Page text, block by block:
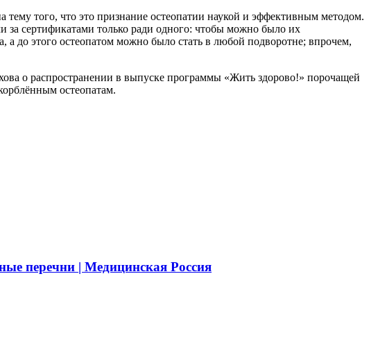
тему того, что это признание остеопатии наукой и эффективным методом.
за сертификатами только ради одного: чтобы можно было их
а до этого остеопатом можно было стать в любой подворотне; впрочем,
о распространении в выпуске программы «Жить здорово!» порочащей
остеопатам.
перечни | Медицинская Россия